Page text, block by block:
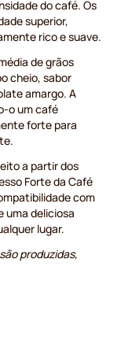
do café. Os
superior,
rico e suave.
de grãos
cheio, sabor
amargo. A
o um café
forte para
a partir dos
Forte da Café
com
uma deliciosa
lugar.
produzidas,